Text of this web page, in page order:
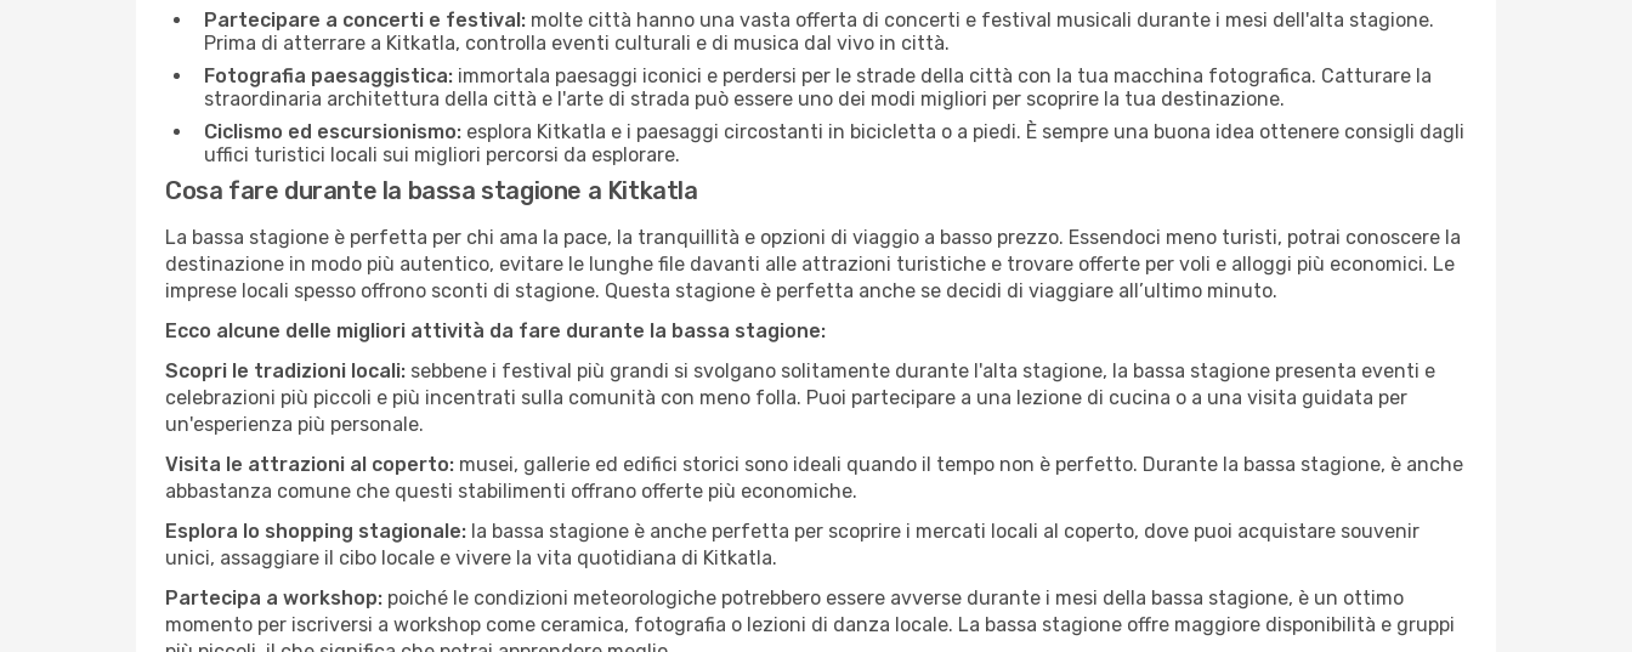
Partecipare a concerti e festival: molte città hanno una vasta offerta di concerti e festival musicali durante i mesi dell'alta stagione.
Prima di atterrare a Kitkatla, controlla eventi culturali e di musica dal vivo in città.
Fotografia paesaggistica: immortala paesaggi iconici e perdersi per le strade della città con la tua macchina fotografica. Catturare la
straordinaria architettura della città e l'arte di strada può essere uno dei modi migliori per scoprire la tua destinazione.
Ciclismo ed escursionismo: esplora Kitkatla e i paesaggi circostanti in bicicletta o a piedi. È sempre una buona idea ottenere consigli dagli
uffici turistici locali sui migliori percorsi da esplorare.
Cosa fare durante la bassa stagione a Kitkatla
La bassa stagione è perfetta per chi ama la pace, la tranquillità e opzioni di viaggio a basso prezzo. Essendoci meno turisti, potrai conoscere la
destinazione in modo più autentico, evitare le lunghe file davanti alle attrazioni turistiche e trovare offerte per voli e alloggi più economici. Le
imprese locali spesso offrono sconti di stagione. Questa stagione è perfetta anche se decidi di viaggiare all’ultimo minuto.
Ecco alcune delle migliori attività da fare durante la bassa stagione:
Scopri le tradizioni locali: sebbene i festival più grandi si svolgano solitamente durante l'alta stagione, la bassa stagione presenta eventi e
celebrazioni più piccoli e più incentrati sulla comunità con meno folla. Puoi partecipare a una lezione di cucina o a una visita guidata per
un'esperienza più personale.
Visita le attrazioni al coperto: musei, gallerie ed edifici storici sono ideali quando il tempo non è perfetto. Durante la bassa stagione, è anche
abbastanza comune che questi stabilimenti offrano offerte più economiche.
Esplora lo shopping stagionale: la bassa stagione è anche perfetta per scoprire i mercati locali al coperto, dove puoi acquistare souvenir
unici, assaggiare il cibo locale e vivere la vita quotidiana di Kitkatla.
Partecipa a workshop: poiché le condizioni meteorologiche potrebbero essere avverse durante i mesi della bassa stagione, è un ottimo
momento per iscriversi a workshop come ceramica, fotografia o lezioni di danza locale. La bassa stagione offre maggiore disponibilità e gruppi